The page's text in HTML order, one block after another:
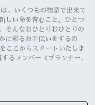
、いくつもの物語で出来て
しい命を育むこと。ひとつ
そんなおひとりおひとりの
に彩るお手伝いをするの
ここからスタートいたしま
るメンバー（プランナー、